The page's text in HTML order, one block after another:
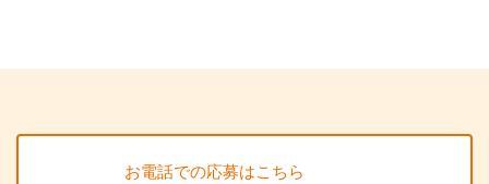
お電話での応募はこちら